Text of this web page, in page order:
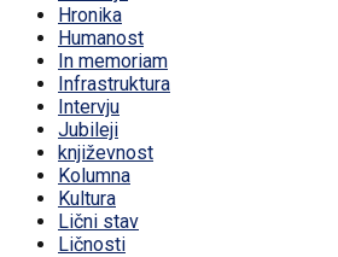
Hronika
Humanost
In memoriam
Infrastruktura
Intervju
Jubileji
književnost
Kolumna
Kultura
Lični stav
Ličnosti